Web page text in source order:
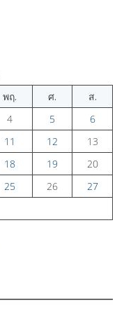
พฤ. ศ.
ส.
4 5
6
11 12
13
18 19
20
25 26
27